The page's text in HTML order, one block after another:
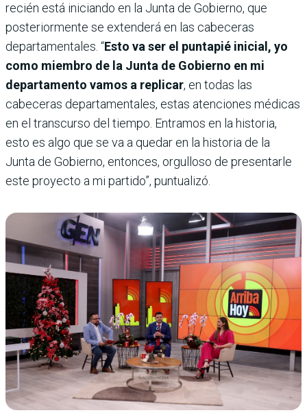
recién está iniciando en la Junta de Gobierno, que
posteriormente se extenderá en las cabeceras
departamentales. “Esto va ser el puntapié inicial, yo
como miembro de la Junta de Gobierno en mi
departamento vamos a replicar, en todas las
cabeceras departamentales, estas atenciones médicas
en el transcurso del tiempo. Entramos en la historia,
esto es algo que se va a quedar en la historia de la
Junta de Gobierno, entonces, orgulloso de presentarle
este proyecto a mi partido”, puntualizó.